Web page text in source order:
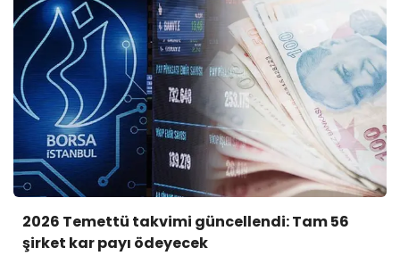
2026 Temettü takvimi güncellendi: Tam 56
şirket kar payı ödeyecek